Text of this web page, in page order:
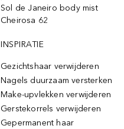
Sol de Janeiro body mist
Cheirosa 62
INSPIRATIE
Gezichtshaar verwijderen
Nagels duurzaam versterken
Make-upvlekken verwijderen
Gerstekorrels verwijderen
Gepermanent haar